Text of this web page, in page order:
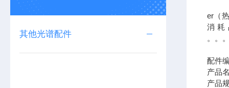
其他光谱配件
er（
消耗
配件
产品
产品